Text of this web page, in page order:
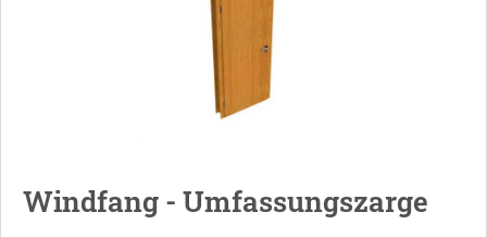
Windfang - Umfassungszarge